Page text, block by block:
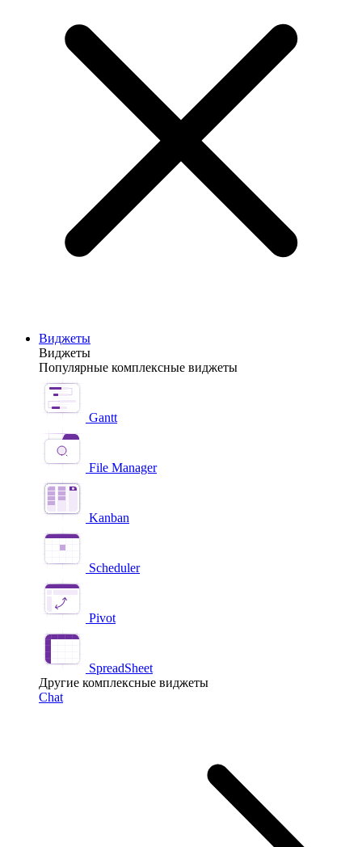
Виджеты
Виджеты
Популярные комплексные виджеты
Gantt
File Manager
Kanban
Scheduler
Pivot
SpreadSheet
Другие комплексные виджеты
Chat